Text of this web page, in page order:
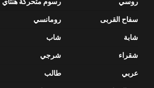
رومانسي سفاح القربى
شاب شابة
شرجي شقراء
طالب عربي